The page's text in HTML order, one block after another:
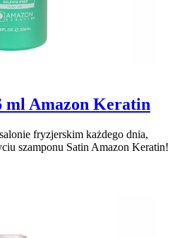
ml Amazon Keratin
fryzjerskim każdego dnia,
szamponu Satin Amazon Keratin!